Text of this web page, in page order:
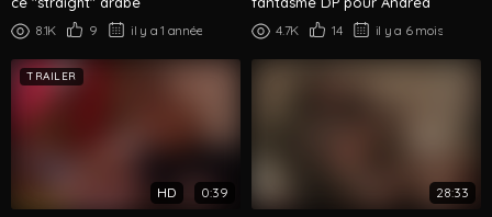
8.1K 9 il y a 1 année 4.7K 14 il y a 6 mois
TRAILER
HD 0:39 28:33